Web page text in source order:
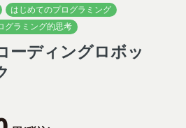
はじめてのプログラミング
グラミング的思考
ーディングロボッ